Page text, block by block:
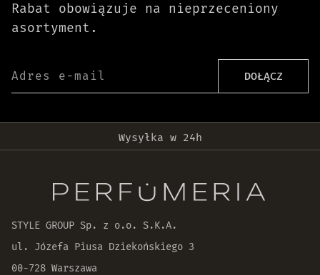
Rabat obowiązuje na nieprzeceniony
asortyment.
Adres e-mail DOŁĄCZ
Wysyłka w 24h
30 dni na zwrot zamówienia
STYLE GROUP Sp. z o.o. S.K.A.
ul. Józefa Piusa Dziekońskiego 3
00-728 Warszawa